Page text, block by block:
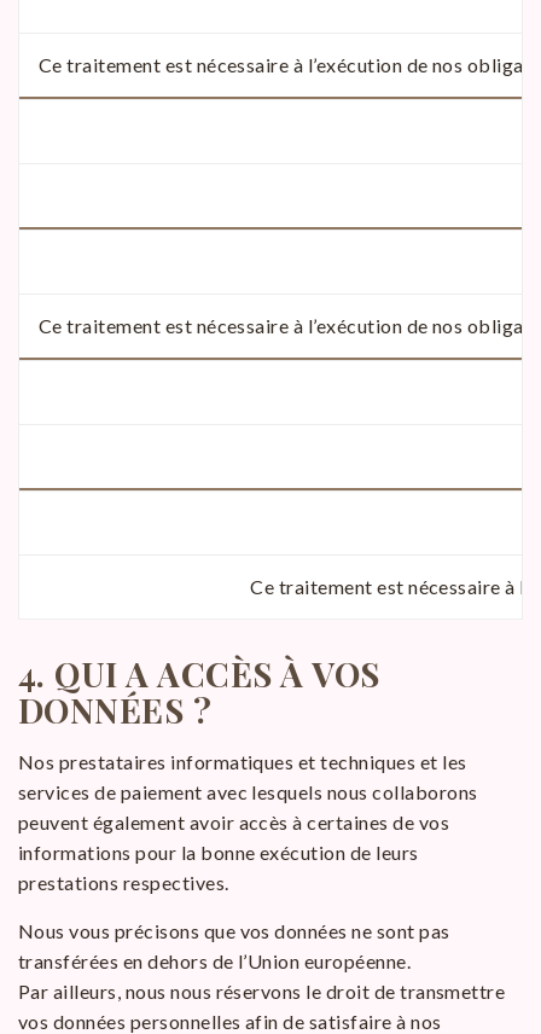
Ce traitement est nécessaire à l’exécution de nos
Ce traitement est nécessaire à l’exécution de nos
Ce traitement est nécessaire à
4. QUI A ACCÈS À VOS
DONNÉES ?
Nos prestataires informatiques et techniques et les
services de paiement avec lesquels nous collaborons
peuvent également avoir accès à certaines de vos
informations pour la bonne exécution de leurs
prestations respectives.
Nous vous précisons que vos données ne sont pas
transférées en dehors de l’Union européenne.
Par ailleurs, nous nous réservons le droit de transmettre
vos données personnelles afin de satisfaire à nos